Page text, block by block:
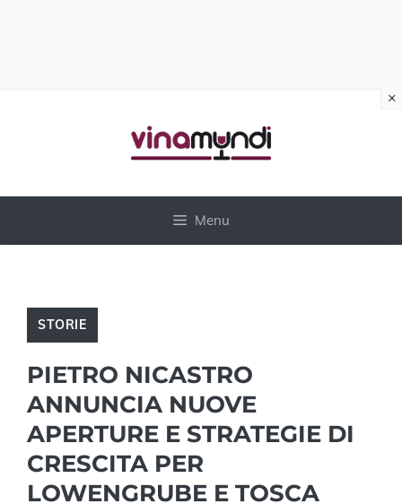
Menu
STORIE
PIETRO NICASTRO
ANNUNCIA NUOVE
APERTURE E STRATEGIE DI
CRESCITA PER
LOWENGRUBE E TOSCA
×